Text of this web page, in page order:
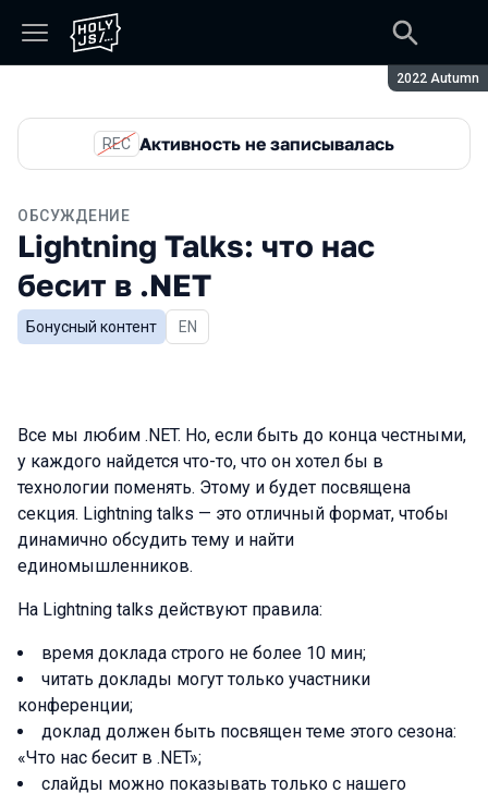
Сезон:
2022 Autumn
REC Активность не записывалась
ОБСУЖДЕНИЕ
Lightning Talks: что нас
бесит в .NET
Бонусный контент На английском языке
EN
Все мы любим .NET. Но, если быть до конца честными,
у каждого найдется что-то, что он хотел бы в
технологии поменять. Этому и будет посвящена
секция. Lightning talks — это отличный формат, чтобы
динамично обсудить тему и найти
единомышленников.
На Lightning talks действуют правила:
время доклада строго не более 10 мин;
читать доклады могут только участники
конференции;
доклад должен быть посвящен теме этого сезона:
«Что нас бесит в .NET»;
слайды можно показывать только с нашего